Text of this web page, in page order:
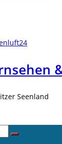
Seenland